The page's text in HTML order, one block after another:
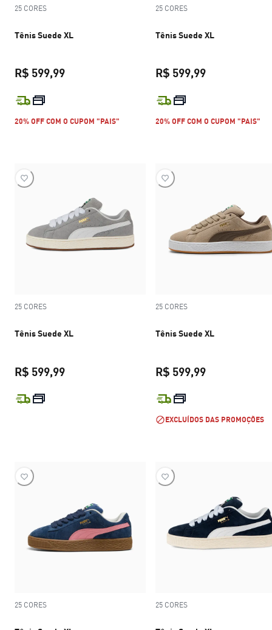
25 CORES
Tênis Suede XL
R$ 599,99
preço atual R$ 599,99
20% OFF COM O CUPOM "PAIS"
25 CORES
Tênis Suede XL
R$ 599,99
20% OFF COM O CUPOM "PAIS"
25 CORES
Tênis Suede XL
R$ 599,99
preço atual R$ 599,99
25 CORES
Tênis Suede XL
R$ 599,99
EXCLUÍDOS DAS PROMOÇÕES
25 CORES 25 CORES